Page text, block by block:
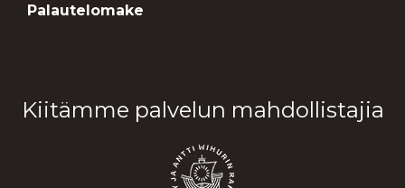
Palautelomake
Kiitämme palvelun mahdollistajia